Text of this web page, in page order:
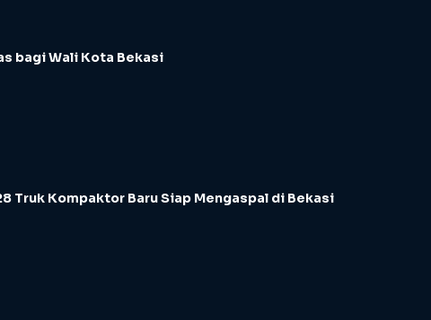
bagi Wali Kota Bekasi
Truk Kompaktor Baru Siap Mengaspal di Bekasi